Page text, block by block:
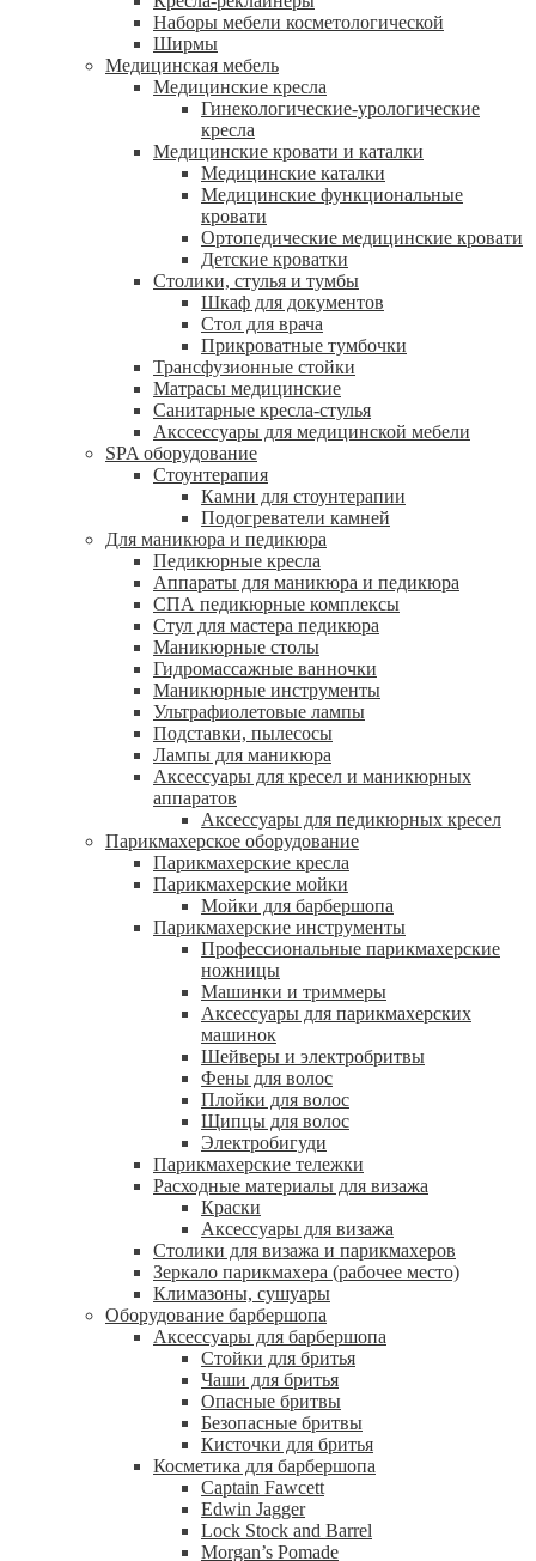
Наборы мебели косметологической
Ширмы
Медицинская мебель
Медицинские кресла
Гинекологические-урологические
кресла
Медицинские кровати и каталки
Медицинские каталки
Медицинские функциональные
кровати
Ортопедические медицинские кровати
Детские кроватки
Столики, стулья и тумбы
Шкаф для документов
Стол для врача
Прикроватные тумбочки
Трансфузионные стойки
Матрасы медицинские
Санитарные кресла-стулья
Акссессуары для медицинской мебели
SPA оборудование
Стоунтерапия
Камни для стоунтерапии
Подогреватели камней
Для маникюра и педикюра
Педикюрные кресла
Аппараты для маникюра и педикюра
СПА педикюрные комплексы
Стул для мастера педикюра
Маникюрные столы
Гидромассажные ванночки
Маникюрные инструменты
Ультрафиолетовые лампы
Подставки, пылесосы
Лампы для маникюра
Аксессуары для кресел и маникюрных
аппаратов
Аксессуары для педикюрных кресел
Парикмахерское оборудование
Парикмахерские кресла
Парикмахерские мойки
Мойки для барбершопа
Парикмахерские инструменты
Профессиональные парикмахерские
ножницы
Машинки и триммеры
Аксессуары для парикмахерских
машинок
Шейверы и электробритвы
Фены для волос
Плойки для волос
Щипцы для волос
Электробигуди
Парикмахерские тележки
Расходные материалы для визажа
Краски
Аксессуары для визажа
Столики для визажа и парикмахеров
Зеркало парикмахера (рабочее место)
Климазоны, сушуары
Оборудование барбершопа
Аксессуары для барбершопа
Стойки для бритья
Чаши для бритья
Опасные бритвы
Безопасные бритвы
Кисточки для бритья
Косметика для барбершопа
Captain Fawcett
Edwin Jagger
Lock Stock and Barrel
Morgan’s Pomade